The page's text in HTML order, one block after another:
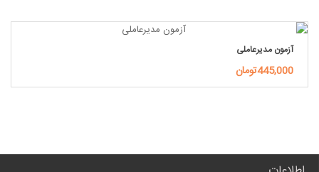
آزمون مدیرعاملی
445,000تومان